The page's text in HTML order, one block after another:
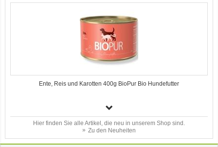
Ente, Reis und Karotten 400g BioPur Bio Hundefutter
Hier finden Sie alle Artikel, die neu in unserem Shop sind.
Zu den Neuheiten